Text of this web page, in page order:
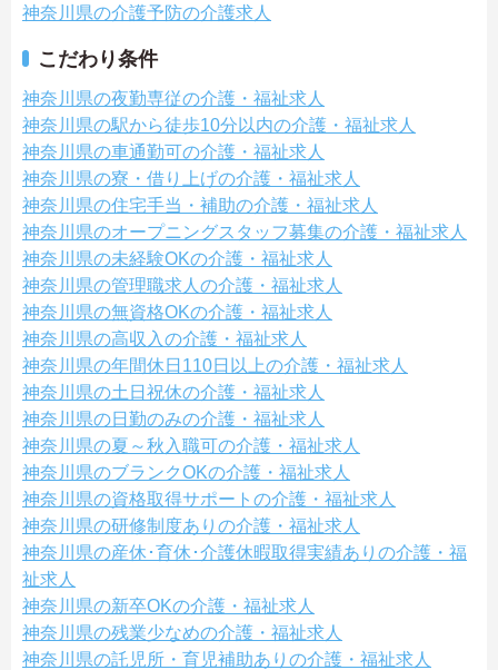
神奈川県の介護予防の介護求人
こだわり条件
神奈川県の夜勤専従の介護・福祉求人
神奈川県の駅から徒歩10分以内の介護・福祉求人
神奈川県の車通勤可の介護・福祉求人
神奈川県の寮・借り上げの介護・福祉求人
神奈川県の住宅手当・補助の介護・福祉求人
神奈川県のオープニングスタッフ募集の介護・福祉求人
神奈川県の未経験OKの介護・福祉求人
神奈川県の管理職求人の介護・福祉求人
神奈川県の無資格OKの介護・福祉求人
神奈川県の高収入の介護・福祉求人
神奈川県の年間休日110日以上の介護・福祉求人
神奈川県の土日祝休の介護・福祉求人
神奈川県の日勤のみの介護・福祉求人
神奈川県の夏～秋入職可の介護・福祉求人
神奈川県のブランクOKの介護・福祉求人
神奈川県の資格取得サポートの介護・福祉求人
神奈川県の研修制度ありの介護・福祉求人
神奈川県の産休･育休･介護休暇取得実績ありの介護・福
祉求人
神奈川県の新卒OKの介護・福祉求人
神奈川県の残業少なめの介護・福祉求人
神奈川県の託児所・育児補助ありの介護・福祉求人